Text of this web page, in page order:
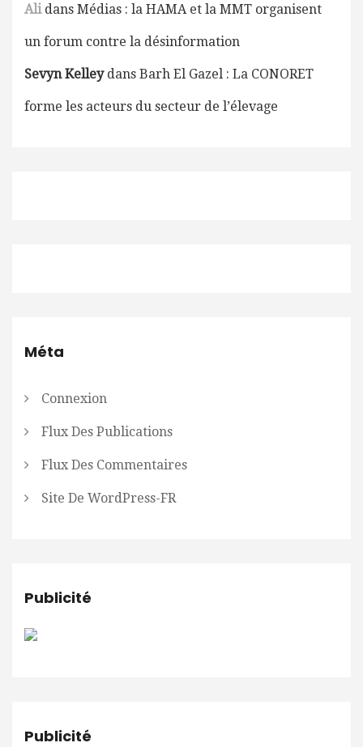
Alidans Médias : la HAMA et la MMT organisent
un forum contre la désinformation
Sevyn Kelleydans Barh El Gazel : La CONORET
forme les acteurs du secteur de l’élevage
Méta
Connexion
Flux Des Publications
Flux Des Commentaires
Site De WordPress-FR
Publicité
Publicité